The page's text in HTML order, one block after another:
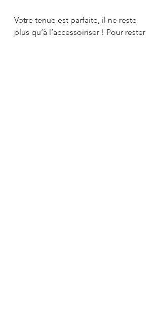
Votre tenue est parfaite, il ne reste
plus qu’à l’accessoiriser ! Pour rester